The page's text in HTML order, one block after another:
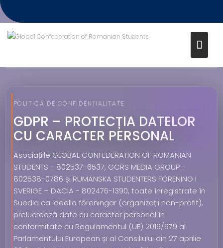
POLITICĂ DE CONFIDENȚIALITATE
GDPR – PROTECȚIA DATELOR
CU CARACTER PERSONAL
Asociațiile GLOBAL CONFEDERATION OF ROMANIAN
STUDENTS - 802537-6537, GCRS MEDIA GROUP -
802538-0786 și RUMÄNSKA STUDENTERS FÖRENING I
SVERIGE – DACIA - 802476-1390, toate înregistrate în
Suedia ca ideella föreningar (organizații non-profit),
prelucrează date cu caracter personal în
conformitate cu Regulamentul (UE) 2016/679 al
Parlamentului European și al Consiliului din 27 aprilie